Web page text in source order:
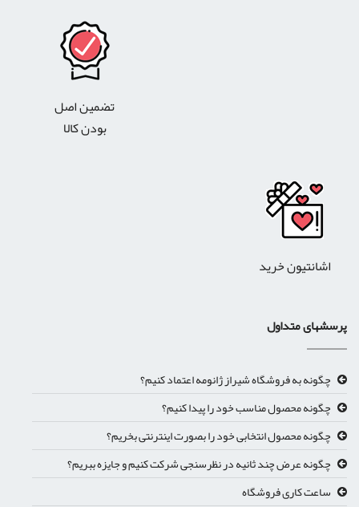
تضمین اصل
بودن کالا
اشانتیون خرید
پرسشهای متداول
چگونه به فروشگاه شیراز ژانومه اعتماد کنیم؟
چگونه محصول مناسب خود را پیدا کنیم؟
چگونه محصول انتخابی خود را بصورت اینترنتی بخریم؟
چگونه عرض چند ثانیه در نظرسنجی شرکت کنیم و جایزه ببریم؟
ساعت کاری فروشگاه